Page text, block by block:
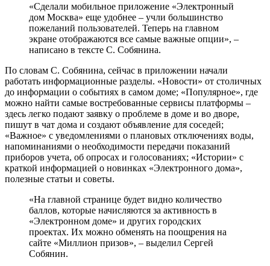
«Сделали мобильное приложение «Электронный
дом Москва» еще удобнее – учли большинство
пожеланий пользователей. Теперь на главном
экране отображаются все самые важные опции», –
написано в тексте С. Собянина.
По словам С. Собянина, сейчас в приложении начали
работать информационные разделы. «Новости» от столичных
до информации о событиях в самом доме; «Популярное», где
можно найти самые востребованные сервисы платформы –
здесь легко подают заявку о проблеме в доме и во дворе,
пишут в чат дома и создают объявление для соседей;
«Важное» с уведомлениями о плановых отключениях воды,
напоминаниями о необходимости передачи показаний
приборов учета, об опросах и голосованиях; «Истории» с
краткой информацией о новинках «Электронного дома»,
полезные статьи и советы.
«На главной странице будет видно количество
баллов, которые начисляются за активность в
«Электронном доме» и других городских
проектах. Их можно обменять на поощрения на
сайте «Миллион призов», – выделил Сергей
Собянин.